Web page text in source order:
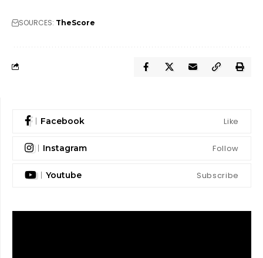
SOURCES: TheScore
Facebook Like
Instagram Follow
Youtube Subscribe